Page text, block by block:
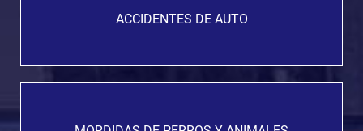
ACCIDENTES DE AUTO